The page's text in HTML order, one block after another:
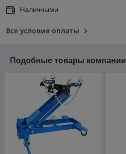
Наличными
Все условия оплаты
Подобные товары компании